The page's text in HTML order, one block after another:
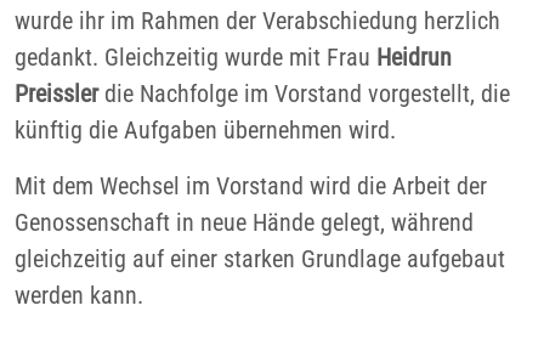
wurde ihr im Rahmen der Verabschiedung herzlich
gedankt. Gleichzeitig wurde mit Frau Heidrun
Preisslerdie Nachfolge im Vorstand vorgestellt, die
künftig die Aufgaben übernehmen wird.
Mit dem Wechsel im Vorstand wird die Arbeit der
Genossenschaft in neue Hände gelegt, während
gleichzeitig auf einer starken Grundlage aufgebaut
werden kann.